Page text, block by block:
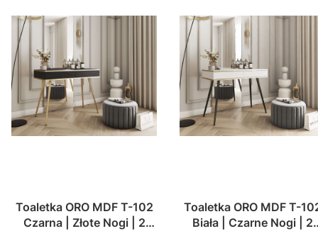
Toaletka ORO MDF T-102
Czarna | Złote Nogi | 2
Toaletka ORO MDF T-
Biała | Czarne Nogi | 2